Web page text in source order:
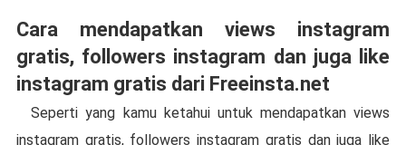
Cara mendapatkan views instagram
gratis, followers instagram dan juga like
instagram gratis dari Freeinsta.net
Seperti yang kamu ketahui untuk mendapatkan views
instagram gratis, followers instagram gratis dan juga like